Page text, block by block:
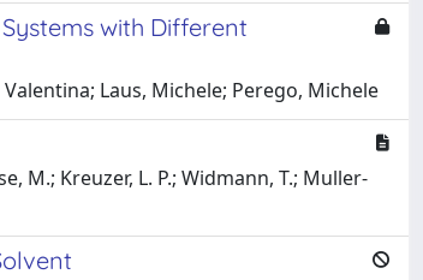
with Different
Laus, Michele; Perego, Michele
M.; Kreuzer, L. P.; Widmann, T.; Muller-